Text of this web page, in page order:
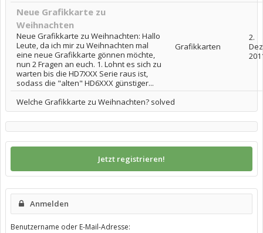
Neue Grafikkarte zu
Weihnachten
Neue Grafikkarte zu Weihnachten: Hallo
Leute, da ich mir zu Weihnachten mal
eine neue Grafikkarte gönnen möchte,
nun 2 Fragen an euch. 1. Lohnt es sich zu
warten bis die HD7XXX Serie raus ist,
sodass die "alten" HD6XXX günstiger...
Grafikkarten
2.
Welche Grafikkarte zu Weihnachten? solved
Jetzt registrieren!
Anmelden
Benutzername oder E-Mail-Adresse: